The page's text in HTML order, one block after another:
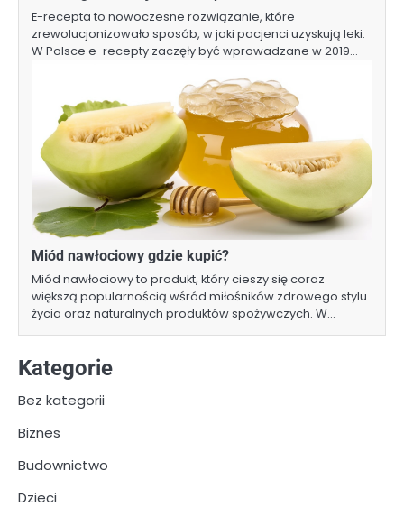
E-recepta to nowoczesne rozwiązanie, które
zrewolucjonizowało sposób, w jaki pacjenci uzyskują leki.
W Polsce e-recepty zaczęły być wprowadzane w 2019…
Miód nawłociowy gdzie kupić?
Miód nawłociowy to produkt, który cieszy się coraz
większą popularnością wśród miłośników zdrowego stylu
życia oraz naturalnych produktów spożywczych. W…
Kategorie
Bez kategorii
Biznes
Budownictwo
Dzieci